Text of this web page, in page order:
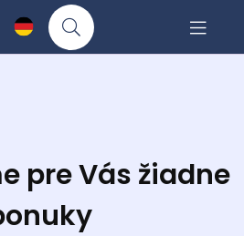
pre Vás žiadne